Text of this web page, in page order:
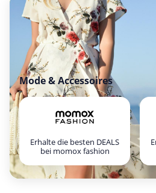
Mode & Accessoires
Erhalte die besten DEALS
bei momox fashion